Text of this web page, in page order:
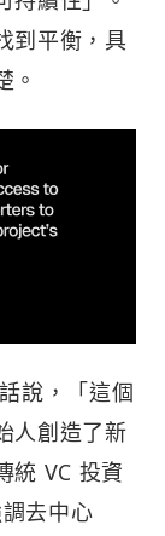
到平衡，具
。
說，「這個
人創造了新
統 VC 投資
去中心